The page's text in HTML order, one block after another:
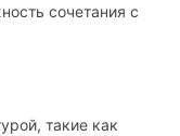
сочетания с
такие как